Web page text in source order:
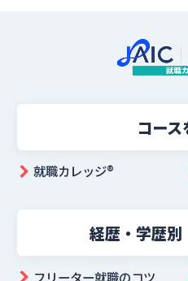
コー
就職カレッジ®︎
経歴・学歴別
フリーター就職のコツ